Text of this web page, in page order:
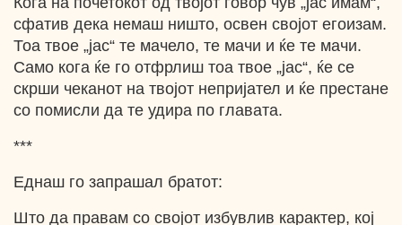
сфатив дека немаш ништо, освен својот егоизам.
Тоа твое „јас“ те мачело, те мачи и ќе те мачи.
Само кога ќе го отфрлиш тоа твое „јас“, ќе се
скрши чеканот на твојот непријател и ќе престане
со помисли да те удира по главата.
***
Еднаш го запрашал братот:
Што да правам со својот избувлив карактер, кој